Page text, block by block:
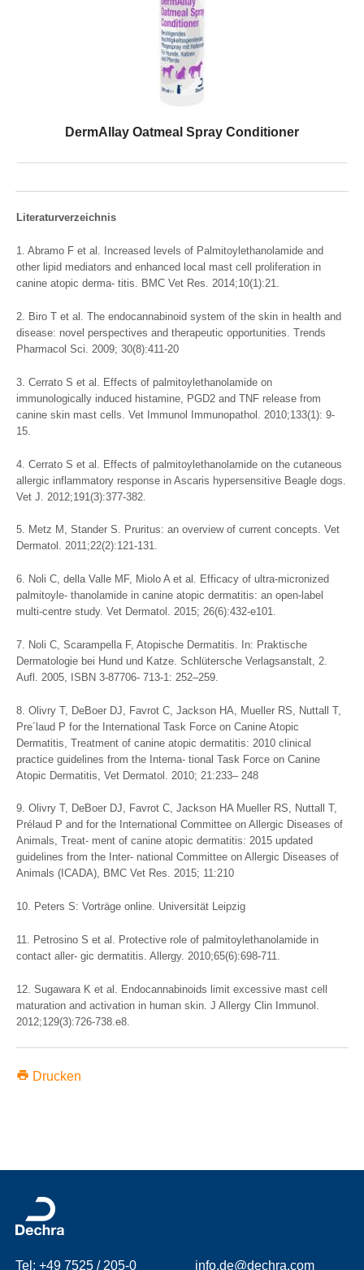
DermAllay Oatmeal Spray Conditioner
Literaturverzeichnis
1. Abramo F et al. Increased levels of Palmitoylethanolamide and
other lipid mediators and enhanced local mast cell proliferation in
canine atopic derma- titis. BMC Vet Res. 2014;10(1):21.
2. Biro T et al. The endocannabinoid system of the skin in health and
disease: novel perspectives and therapeutic opportunities. Trends
Pharmacol Sci. 2009; 30(8):411-20
3. Cerrato S et al. Effects of palmitoylethanolamide on
immunologically induced histamine, PGD2 and TNF release from
canine skin mast cells. Vet Immunol Immunopathol. 2010;133(1): 9-
15.
4. Cerrato S et al. Effects of palmitoylethanolamide on the cutaneous
allergic inflammatory response in Ascaris hypersensitive Beagle dogs.
Vet J. 2012;191(3):377-382.
5. Metz M, Stander S. Pruritus: an overview of current concepts. Vet
Dermatol. 2011;22(2):121-131.
6. Noli C, della Valle MF, Miolo A et al. Efficacy of ultra-micronized
palmitoyle- thanolamide in canine atopic dermatitis: an open-label
multi-centre study. Vet Dermatol. 2015; 26(6):432-e101.
7. Noli C, Scarampella F, Atopische Dermatitis. In: Praktische
Dermatologie bei Hund und Katze. Schlütersche Verlagsanstalt, 2.
Aufl. 2005, ISBN 3-87706- 713-1: 252–259.
8. Olivry T, DeBoer DJ, Favrot C, Jackson HA, Mueller RS, Nuttall T,
Pre´laud P for the International Task Force on Canine Atopic
Dermatitis, Treatment of canine atopic dermatitis: 2010 clinical
practice guidelines from the Interna- tional Task Force on Canine
Atopic Dermatitis, Vet Dermatol. 2010; 21:233– 248
9. Olivry T, DeBoer DJ, Favrot C, Jackson HA Mueller RS, Nuttall T,
Prélaud P and for the International Committee on Allergic Diseases of
Animals, Treat- ment of canine atopic dermatitis: 2015 updated
guidelines from the Inter- national Committee on Allergic Diseases of
Animals (ICADA), BMC Vet Res. 2015; 11:210
10. Peters S: Vorträge online. Universität Leipzig
11. Petrosino S et al. Protective role of palmitoylethanolamide in
contact aller- gic dermatitis. Allergy. 2010;65(6):698-711.
12. Sugawara K et al. Endocannabinoids limit excessive mast cell
maturation and activation in human skin. J Allergy Clin Immunol.
2012;129(3):726-738.e8.
print Drucken
Tel: +49 7525 / 205-0 info.de@dechra.com